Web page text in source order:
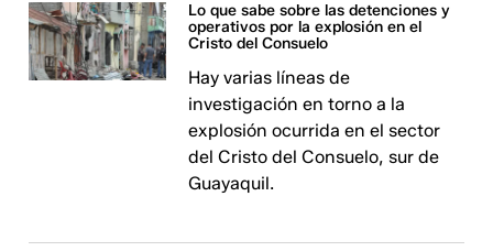
Lo que sabe sobre las detenciones y
operativos por la explosión en el
Cristo del Consuelo
Hay varias líneas de
investigación en torno a la
explosión ocurrida en el sector
del Cristo del Consuelo, sur de
Guayaquil.